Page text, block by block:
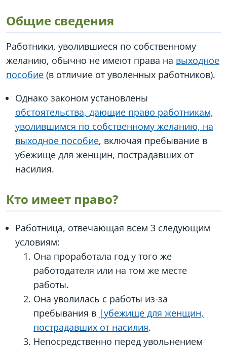
Общие сведения
Работники, уволившиеся по собственному
желанию, обычно не имеют права на выходное
пособие (в отличие от уволенных работников).
Однако законом установлены
обстоятельства, дающие право работникам,
уволившимся по собственному желанию, на
выходное пособие, включая пребывание в
убежище для женщин, пострадавших от
насилия.
Кто имеет право?
Работница, отвечающая всем 3 следующим
условиям:
Она проработала год у того же
работодателя или на том же месте
работы.
Она уволилась с работы из-за
пребывания в |убежище для женщин,
пострадавших от насилия.
Непосредственно перед увольнением